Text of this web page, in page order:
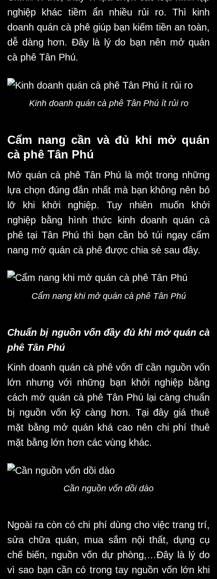
nghiệp khác tiềm ẩn nhiều rủi ro. Thì kinh
doanh quán cà phê giúp bạn kiếm tiền an toàn,
dễ dàng hơn. Đây là lý do bạn nên mở quán
cà phê Tân Phú.
Kinh doanh quán cà phê Tân Phú ít rủi ro
Cẩm nang cần và đủ khi mở quán
cà phê Tân Phú
Mở quán cà phê Tân Phú là một trong những
lựa chọn đúng đắn nhất mà bạn không nên bỏ
lỡ khi khởi nghiệp. Tuy nhiên muốn khởi
nghiệp bằng hình thức kinh doanh quán cà
phê tại Tân Phú thì bạn cần bỏ túi ngay cẩm
nang mở quán cà phê được chia sẻ sau đây.
Cẩm nang khi mở quán cà phê Tân Phú
Chuẩn bị nguồn vốn đầy đủ khi mở quán cà
phê Tân Phú
Kinh doanh quán cà phê vốn dĩ cần nguồn vốn
lớn nhưng với những bạn khởi nghiệp bằng
cách mở quán cà phê Tân Phú lại càng chuẩn
bị nguồn vốn kỹ càng hơn. Tại đây giá thuê
mặt bằng mở quán khá cao nên chi phí thuê
mặt bằng lớn hơn các vùng khác.
Cần nguồn vốn dồi dào
Ngoài ra còn có chi phí dùng cho việc trang trí,
sửa chữa quán, mua sắm nội thất, dụng cụ
chế biến, nguồn vốn dự phòng,…Đây là lý do
vì sao bạn cần có trong tay nguồn vốn lớn khi